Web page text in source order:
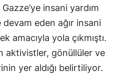
insani yardım
eden ağır insani
amacıyla yola çıkmıştı.
aktivistler, gönüllüler ve
yer aldığı belirtiliyor.